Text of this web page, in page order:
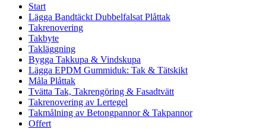
Start
Lägga Bandtäckt Dubbelfalsat Plåttak
Takrenovering
Takbyte
Takläggning
Bygga Takkupa & Vindskupa
Lägga EPDM Gummiduk: Tak & Tätskikt
Måla Plåttak
Tvätta Tak, Takrengöring & Fasadtvätt
Takrenovering av Lertegel
Takmålning av Betongpannor & Takpannor
Offert